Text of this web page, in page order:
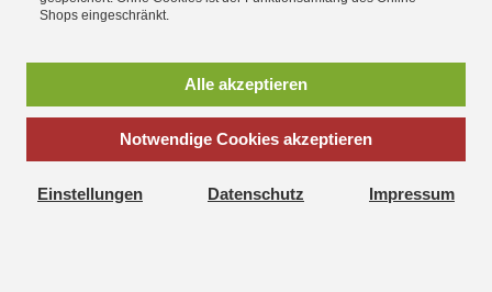
Corona Net Online Shop - Alles rund um das Thema Modellbau,
Shops eingeschränkt.
Alle akzeptieren
Notwendige Cookies akzeptieren
Einstellungen Datenschutz Impressum